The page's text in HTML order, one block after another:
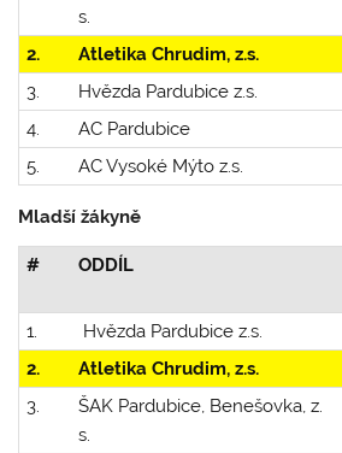
s.
2. Atletika Chrudim, z.s.
3.
Hvězda Pardubice z.s.
4.
AC Pardubice
5.
AC Vysoké Mýto z.s.
Mladší žákyně
# ODDÍL
1.
Hvězda Pardubice z.s.
2.
Atletika Chrudim, z.s.
3.
ŠAK Pardubice, Benešovka, z.
s.